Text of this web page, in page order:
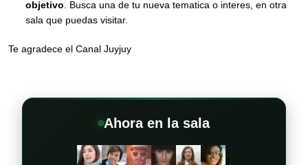
objetivo . Busca una de tu nueva tematica o interes, en otra
sala que puedas visitar.
Te agradece el Canal Juyjuy
Ahora en la sala